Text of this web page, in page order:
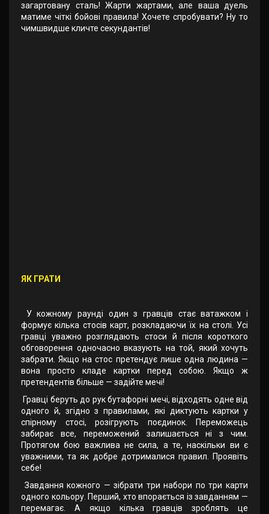
загартовану сталь! Жарти жартами, але ваша дуель
матиме чіткі бойові правила! Хочете спробувати? Ну то
чимшвидше кличте секундантів!
ЯК ГРАТИ
У кожному раунді один з гравців стає ватажком і
формує кілька стосів карт, розкладаючи їх на столі. Усі
гравці уважно розглядають стоси й після короткого
обговорення одночасно вказують на той, який хочуть
забрати. Якщо на стос претендує лише одна людина —
вона просто кладе картки перед собою. Якщо ж
претендентів більше — задійте мечі!
Гравці беруть до рук бутафорні мечі, відходять одне від
одного й, згідно з правилами, які диктують картки у
спірному стосі, розігрують поєдинок. Переможець
забирає все, переможений залишається ні з чим.
Протягом бою важлива не сила, а те, наскільки ви є
уважними, та як добре дотрималися правил. Проявіть
себе!
Завдання кожного — зібрати три набори по три карти
одного кольору. Перший, хто впорається із завданням —
перемагає. А якщо кілька гравців зроблять це